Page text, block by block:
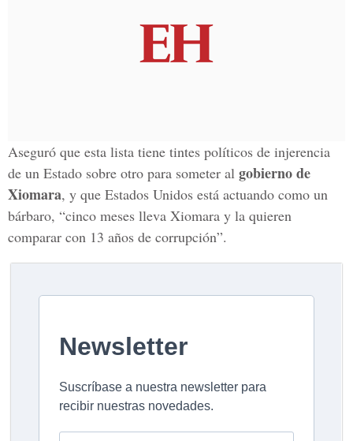
Aseguró que esta lista tiene tintes políticos de injerencia
de un Estado sobre otro para someter al gobierno de
Xiomara, y que Estados Unidos está actuando como un
bárbaro, “cinco meses lleva Xiomara y la quieren
comparar con 13 años de corrupción”.